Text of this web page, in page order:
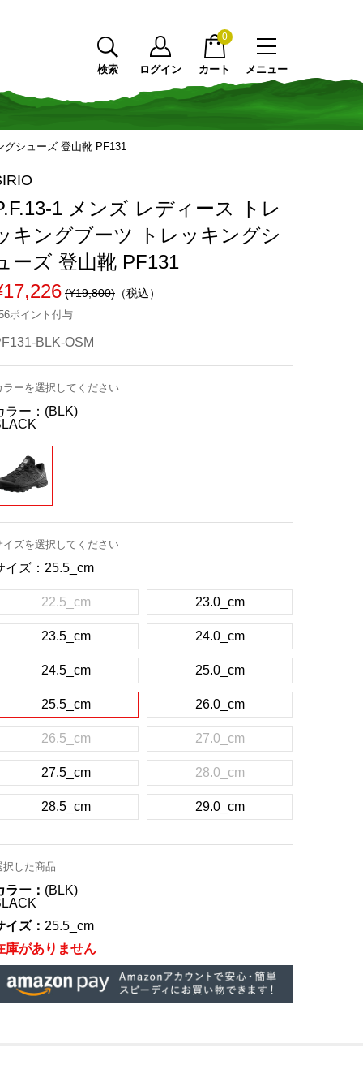
メニュー
検索 ログイン カート
0
グシューズ 登山靴 PF131
1 メンズ レディース トレ
キングブーツ トレッキングシ
ーズ 登山靴 PF131
(¥19,800) （税込）
ポイント付与
BLK-OSM
ラーを選択してください
ラー： (BLK)
イズを選択してください
イズ： 25.5_cm
22.5_cm 23.0_cm
23.5_cm 24.0_cm
24.5_cm 25.0_cm
25.5_cm 26.0_cm
26.5_cm 27.0_cm
27.5_cm 28.0_cm
28.5_cm 29.0_cm
択した商品
ラー： (BLK)
イズ： 25.5_cm
庫がありません